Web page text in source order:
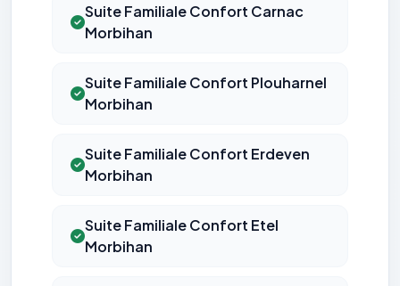
Suite Familiale Confort Carnac
Morbihan
Suite Familiale Confort Plouharnel
Morbihan
Suite Familiale Confort Erdeven
Morbihan
Suite Familiale Confort Etel
Morbihan